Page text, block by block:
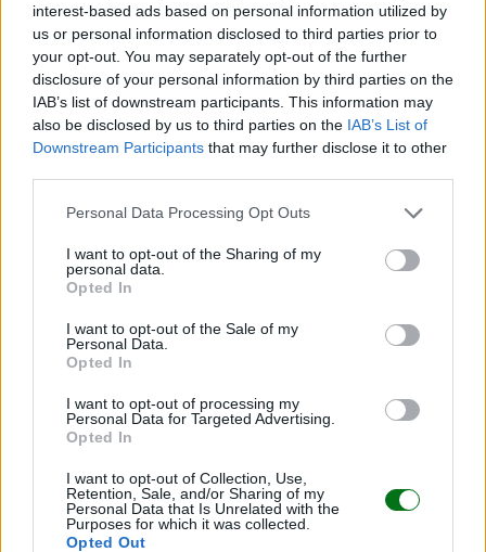
interest-based ads based on personal information utilized by
us or personal information disclosed to third parties prior to
your opt-out. You may separately opt-out of the further
disclosure of your personal information by third parties on the
IAB’s list of downstream participants. This information may
also be disclosed by us to third parties on the IAB’s List of
Downstream Participants that may further disclose it to other
Personal Data Processing Opt Outs
I want to opt-out of the Sharing of my
personal data.
Opted In
I want to opt-out of the Sale of my
Personal Data.
Opted In
I want to opt-out of processing my
Personal Data for Targeted Advertising.
Opted In
I want to opt-out of Collection, Use,
Retention, Sale, and/or Sharing of my
Personal Data that Is Unrelated with the
Purposes for which it was collected.
Opted Out
¿Por qué el verano es el mejor momento para
LEER
Papá presente: tu rol clave en el camino del bebé
prematuro